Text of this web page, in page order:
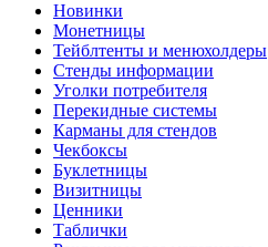
Новинки
Монетницы
Тейблтенты и менюхолдеры
Стенды информации
Уголки потребителя
Перекидные системы
Карманы для стендов
Чекбоксы
Буклетницы
Визитницы
Ценники
Таблички